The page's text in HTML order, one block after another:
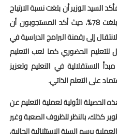
التوازيع المرحلية
دلائل بيداغوجية
وثائق الإدارة التربوية
مباريات
أطر الأكاديميات
الإدارة التربوية
السيد الوزير أن بلغت نسبة الارتياح
العامة لهذا النوع من التعليم بلغت 78%، حيث أكد المستجوبون أن
إلى رقمنة البرامج الدراسية في
الحضوري كما لعب التعليم
الاستقلالية في التعليم وتعزيز
على التعلم الذاتي.
الحصيلة الأولية لعملية التعليم عن
كذلك، بالنظر للظروف الصعبة وغير
برسم السنة الاستثنائية الحالية،